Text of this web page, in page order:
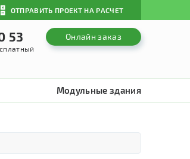
ОТПРАВИТЬ ПРОЕКТ НА РАСЧЕТ
53 Онлайн заказ
Модульные здания